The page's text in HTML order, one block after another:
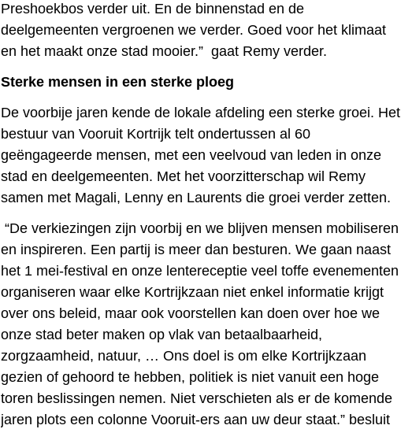
Preshoekbos verder uit. En de binnenstad en de
deelgemeenten vergroenen we verder. Goed voor het klimaat
en het maakt onze stad mooier.” gaat Remy verder.
Sterke mensen in een sterke ploeg
De voorbije jaren kende de lokale afdeling een sterke groei. Het
bestuur van Vooruit Kortrijk telt ondertussen al 60
geëngageerde mensen, met een veelvoud van leden in onze
stad en deelgemeenten. Met het voorzitterschap wil Remy
samen met Magali, Lenny en Laurents die groei verder zetten.
“De verkiezingen zijn voorbij en we blijven mensen mobiliseren
en inspireren. Een partij is meer dan besturen. We gaan naast
het 1 mei-festival en onze lentereceptie veel toffe evenementen
organiseren waar elke Kortrijkzaan niet enkel informatie krijgt
over ons beleid, maar ook voorstellen kan doen over hoe we
onze stad beter maken op vlak van betaalbaarheid,
zorgzaamheid, natuur, … Ons doel is om elke Kortrijkzaan
gezien of gehoord te hebben, politiek is niet vanuit een hoge
toren beslissingen nemen. Niet verschieten als er de komende
jaren plots een colonne Vooruit-ers aan uw deur staat.” besluit